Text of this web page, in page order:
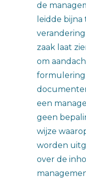
de
leidde
zaak laat
om
formulering
een
geen
wijze
worden
over de